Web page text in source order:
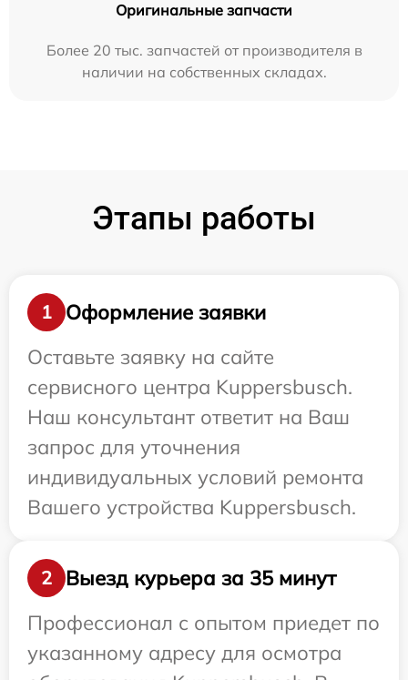
Оригинальные запчасти
Более 20 тыс. запчастей от производителя в
наличии на собственных складах.
Этапы работы
1
Оформление заявки
Оставьте заявку на сайте
сервисного центра Kuppersbusch.
Наш консультант ответит на Ваш
запрос для уточнения
индивидуальных условий ремонта
Вашего устройства Kuppersbusch.
2
Выезд курьера за 35 минут
Профессионал с опытом приедет по
указанному адресу для осмотра